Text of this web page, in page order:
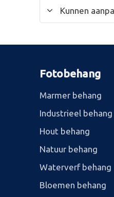
Kunnen
Fotobehang
Marmer behang
Industrieel behang
Hout behang
Natuur behang
Waterverf behang
Bloemen behang